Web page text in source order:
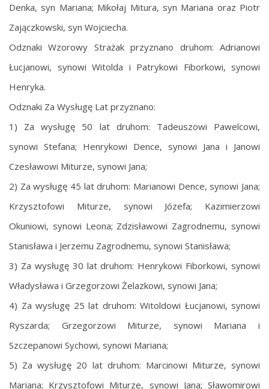
Denka, syn Mariana; Mikołaj Mitura, syn Mariana oraz Piotr
Zajączkowski, syn Wojciecha.
Odznaki Wzorowy Strażak przyznano druhom: Adrianowi
Łucjanowi, synowi Witolda i Patrykowi Fiborkowi, synowi
Henryka.
Odznaki Za Wysługę Lat przyznano:
1) Za wysługę 50 lat druhom: Tadeuszowi Pawelcowi,
synowi Stefana; Henrykowi Dence, synowi Jana i Janowi
Czesławowi Miturze, synowi Jana;
2) Za wysługę 45 lat druhom: Marianowi Dence, synowi Jana;
Krzysztofowi Miturze, synowi Józefa; Kazimierzowi
Okuniowi, synowi Leona; Zdzisławowi Zagrodnemu, synowi
Stanisława i Jerzemu Zagrodnemu, synowi Stanisława;
3) Za wysługę 30 lat druhom: Henrykowi Fiborkowi, synowi
Władysława i Grzegorzowi Żelazkowi, synowi Jana;
4) Za wysługę 25 lat druhom: Witoldowi Łucjanowi, synowi
Ryszarda; Grzegorzowi Miturze, synowi Mariana i
Szczepanowi Sychowi, synowi Mariana;
5) Za wysługę 20 lat druhom: Marcinowi Miturze, synowi
Mariana; Krzysztofowi Miturze, synowi Jana; Sławomirowi